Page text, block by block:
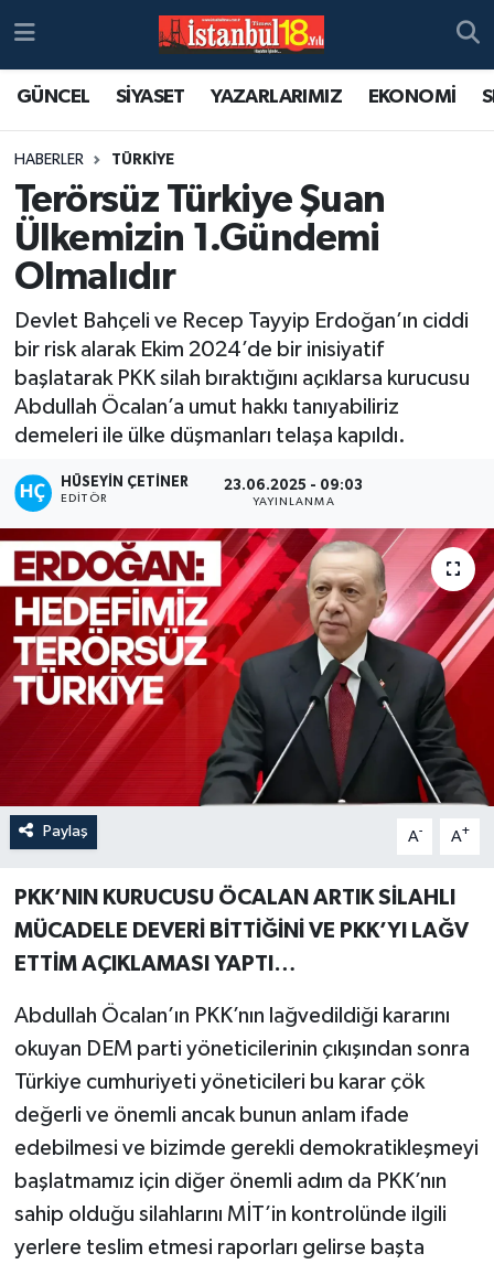
GÜNCEL SİYASET YAZARLARIMIZ EKONOMİ
HABERLER TÜRKİYE
Terörsüz Türkiye Şuan
Ülkemizin 1.Gündemi
Olmalıdır
Devlet Bahçeli ve Recep Tayyip Erdoğan’ın ciddi
bir risk alarak Ekim 2024’de bir inisiyatif
başlatarak PKK silah bıraktığını açıklarsa kurucusu
Abdullah Öcalan’a umut hakkı tanıyabiliriz
demeleri ile ülke düşmanları telaşa kapıldı.
HÜSEYIN ÇETINER
EDITÖR
23.06.2025 - 09:03
YAYINLANMA
Paylaş A- A+
PKK’NIN KURUCUSU ÖCALAN ARTIK SİLAHLI
MÜCADELE DEVERİ BİTTİĞİNİ VE PKK’YI LAĞV
ETTİM AÇIKLAMASI YAPTI…
Abdullah Öcalan’ın PKK’nın lağvedildiği kararını
okuyan DEM parti yöneticilerinin çıkışından sonra
Türkiye cumhuriyeti yöneticileri bu karar çök
değerli ve önemli ancak bunun anlam ifade
edebilmesi ve bizimde gerekli demokratikleşmeyi
başlatmamız için diğer önemli adım da PKK’nın
sahip olduğu silahlarını MİT’in kontrolünde ilgili
yerlere teslim etmesi raporları gelirse başta